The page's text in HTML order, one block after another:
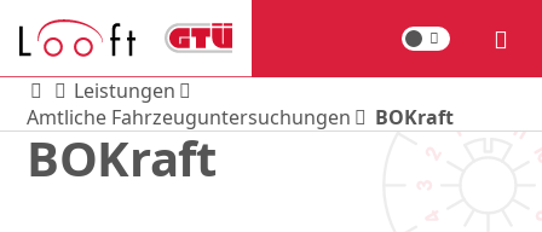
Leistungen
Amt­li­che Fahr­zeug­un­ter­su­chun­gen
BOKraft
BOKraft